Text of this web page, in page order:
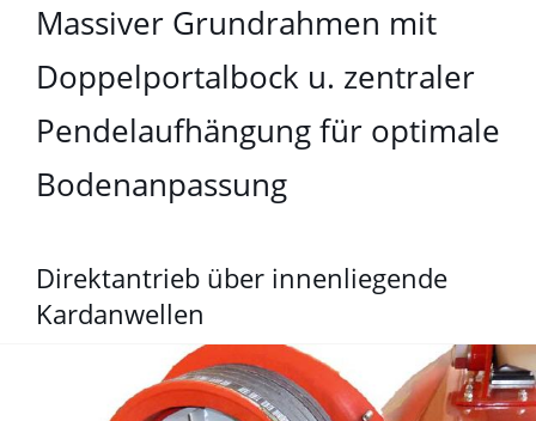
Massiver Grundrahmen mit
Doppelportalbock u. zentraler
Pendelaufhängung für optimale
Bodenanpassung
Direktantrieb über innenliegende
Kardanwellen